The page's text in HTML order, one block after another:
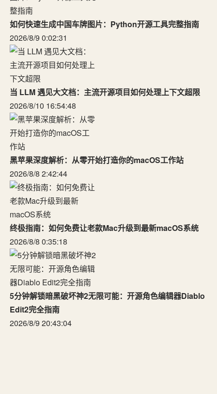
如何快速生成中国车牌图片：Python开源工具完整指南
2026/8/9 0:02:31
当 LLM 遇见大文档：主流开源项目如何处理上下文超限
2026/8/10 16:54:48
黑苹果深度解析：从零开始打造你的macOS工作站
2026/8/8 2:42:44
终极指南：如何免费让老款Mac升级到最新macOS系统
2026/8/8 0:35:18
5分钟解锁暗黑破坏神2无限可能：开源角色编辑器Diablo
Edit2完全指南
2026/8/9 20:43:04